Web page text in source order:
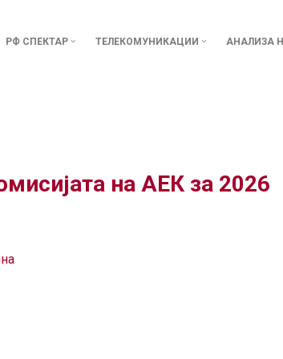
РФ СПЕКТАР ТЕЛЕКОМУНИКАЦИИ АНАЛИЗА
на АЕК за 2026